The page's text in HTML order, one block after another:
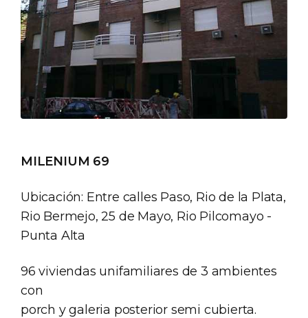
MILENIUM 69
Ubicación: Entre calles Paso, Rio de la Plata,
Rio Bermejo, 25 de Mayo, Rio Pilcomayo -
Punta Alta
96 viviendas unifamiliares de 3 ambientes
con
porch y galeria posterior semi cubierta.